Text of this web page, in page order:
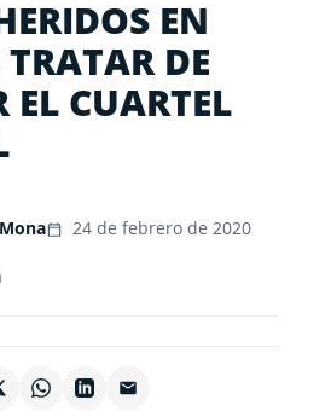
EN
DE
EL CUARTEL
24 de febrero de 2020